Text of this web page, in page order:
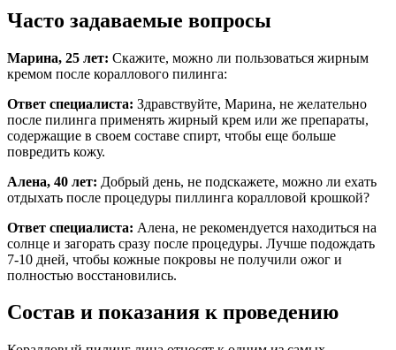
Часто задаваемые вопросы
Марина, 25 лет: Скажите, можно ли пользоваться жирным
кремом после кораллового пилинга:
Ответ специалиста: Здравствуйте, Марина, не желательно
после пилинга применять жирный крем или же препараты,
содержащие в своем составе спирт, чтобы еще больше
повредить кожу.
Алена, 40 лет: Добрый день, не подскажете, можно ли ехать
отдыхать после процедуры пиллинга коралловой крошкой?
Ответ специалиста: Алена, не рекомендуется находиться на
солнце и загорать сразу после процедуры. Лучше подождать
7-10 дней, чтобы кожные покровы не получили ожог и
полностью восстановились.
Состав и показания к проведению